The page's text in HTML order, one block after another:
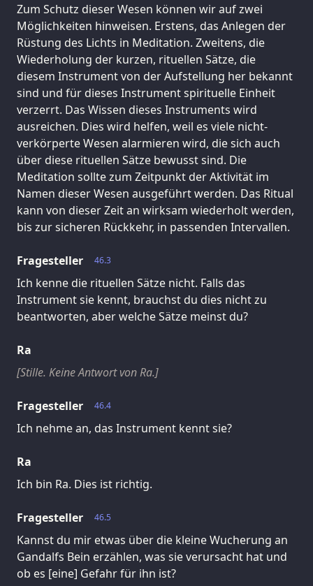
Zum Schutz dieser Wesen können wir auf zwei
Möglichkeiten hinweisen. Erstens, das Anlegen der
Rüstung des Lichts in Meditation. Zweitens, die
Wiederholung der kurzen, rituellen Sätze, die
diesem Instrument von der Aufstellung her bekannt
sind und für dieses Instrument spirituelle Einheit
verzerrt. Das Wissen dieses Instruments wird
ausreichen. Dies wird helfen, weil es viele nicht-
verkörperte Wesen alarmieren wird, die sich auch
über diese rituellen Sätze bewusst sind. Die
Meditation sollte zum Zeitpunkt der Aktivität im
Namen dieser Wesen ausgeführt werden. Das Ritual
kann von dieser Zeit an wirksam wiederholt werden,
bis zur sicheren Rückkehr, in passenden Intervallen.
46.3
Fragesteller
Ich kenne die rituellen Sätze nicht. Falls das
Instrument sie kennt, brauchst du dies nicht zu
beantworten, aber welche Sätze meinst du?
Ra
[Stille. Keine Antwort von Ra.]
46.4
Fragesteller
Ich nehme an, das Instrument kennt sie?
Ra
Ich bin Ra. Dies ist richtig.
46.5
Fragesteller
Kannst du mir etwas über die kleine Wucherung an
Gandalfs Bein erzählen, was sie verursacht hat und
ob es [eine] Gefahr für ihn ist?